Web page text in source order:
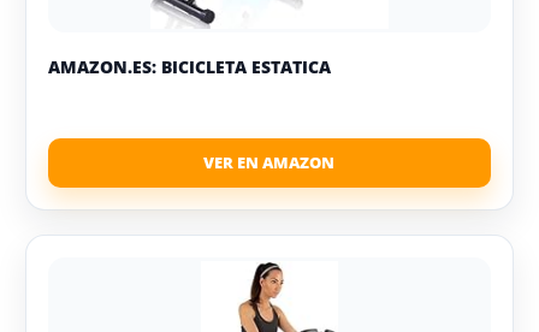
AMAZON.ES: BICICLETA ESTATICA